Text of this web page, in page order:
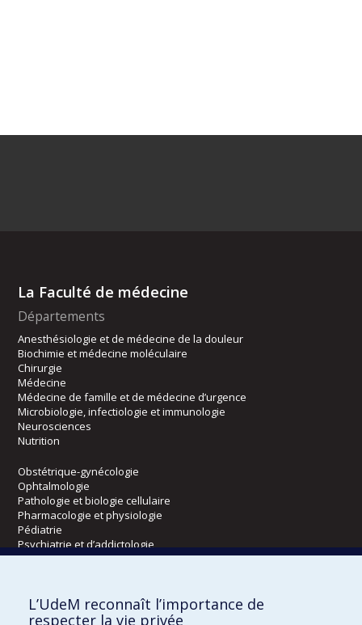
La Faculté de médecine
Départements
Anesthésiologie et de médecine de la douleur
Biochimie et médecine moléculaire
Chirurgie
Médecine
Médecine de famille et de médecine d’urgence
Microbiologie, infectiologie et immunologie
Neurosciences
Nutrition
Obstétrique-gynécologie
Ophtalmologie
Pathologie et biologie cellulaire
Pharmacologie et physiologie
Pédiatrie
Psychiatrie et d’addictologie
Radiologie, radio-oncologie et médecine nucléaire
Écoles
L’UdeM reconnaît l’importance de
respecter la vie privée